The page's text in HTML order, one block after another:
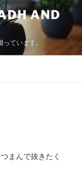
AND
ています。
まんで抜きたく